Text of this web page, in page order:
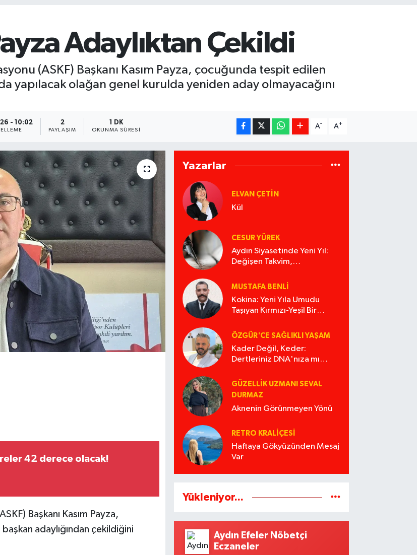
Adaylıktan Çekildi
(ASKF) Başkanı Kasım Payza, çocuğunda tespit edilen
yapılacak olağan genel kurulda yeniden aday olmayacağını
- 10:02 2
PAYLAŞIM
1 DK
OKUNMA SÜRESI
A- A+
42 derece olacak!
Başkanı Kasım Payza,
adaylığından çekildiğini
Yazarlar
ELVAN ÇETIN
Kül
CESUR YÜREK
Aydın Siyasetinde Yeni Yıl:
Değişen Takvim,
MUSTAFA BENLI
Kokina: Yeni Yıla Umudu
Taşıyan Kırmızı-Yeşil Bir
ÖZGÜR'CE SAĞLIKLI YAŞAM
Kader Değil, Keder:
Dertleriniz DNA'nıza mı
GÜZELLIK UZMANI SEVAL
DURMAZ
Aknenin Görünmeyen Yönü
RETRO KRALIÇESI
Haftaya Gökyüzünden Mesaj
Var
Yükleniyor...
Aydın Efeler Nöbetçi
Eczaneler